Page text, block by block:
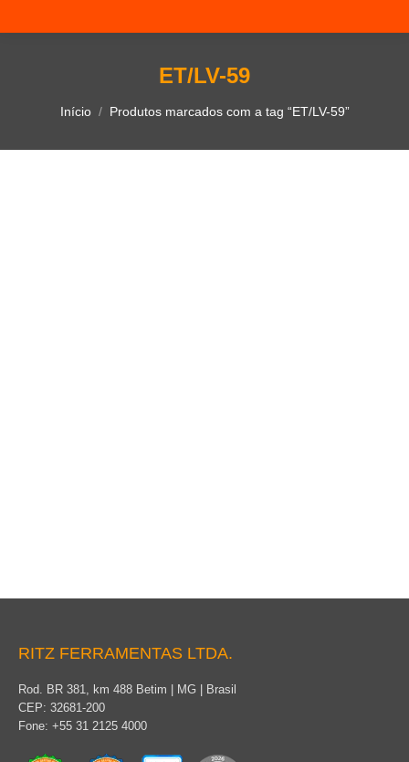
ET/LV-59
Você está aqui:
Início Produtos marcados com a tag “ET/LV-59”
RITZ FERRAMENTAS LTDA.
Rod. BR 381, km 488 Betim | MG | Brasil
CEP: 32681-200
Fone: +55 31 2125 4000